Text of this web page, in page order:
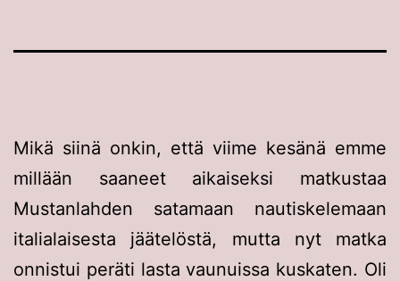
Mikä siinä onkin, että viime kesänä emme
millään saaneet aikaiseksi matkustaa
Mustanlahden satamaan nautiskelemaan
italialaisesta jäätelöstä, mutta nyt matka
onnistui peräti lasta vaunuissa kuskaten. Oli